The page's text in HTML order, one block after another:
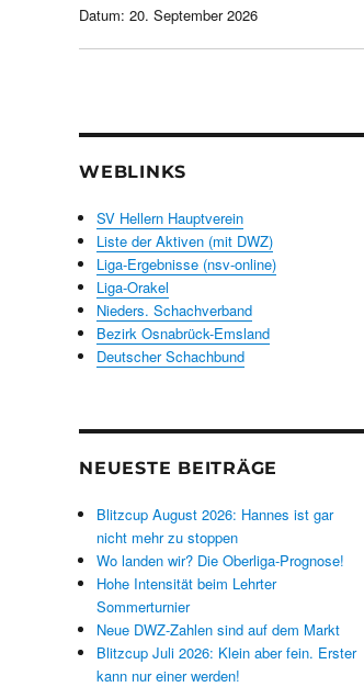
Datum: 20. September 2026
WEBLINKS
SV Hellern Hauptverein
Liste der Aktiven (mit DWZ)
Liga-Ergebnisse (nsv-online)
Liga-Orakel
Nieders. Schachverband
Bezirk Osnabrück-Emsland
Deutscher Schachbund
NEUESTE BEITRÄGE
Blitzcup August 2026: Hannes ist gar
nicht mehr zu stoppen
Wo landen wir? Die Oberliga-Prognose!
Hohe Intensität beim Lehrter
Sommerturnier
Neue DWZ-Zahlen sind auf dem Markt
Blitzcup Juli 2026: Klein aber fein. Erster
kann nur einer werden!